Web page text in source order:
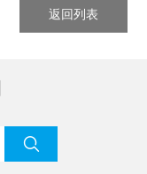
返回列表